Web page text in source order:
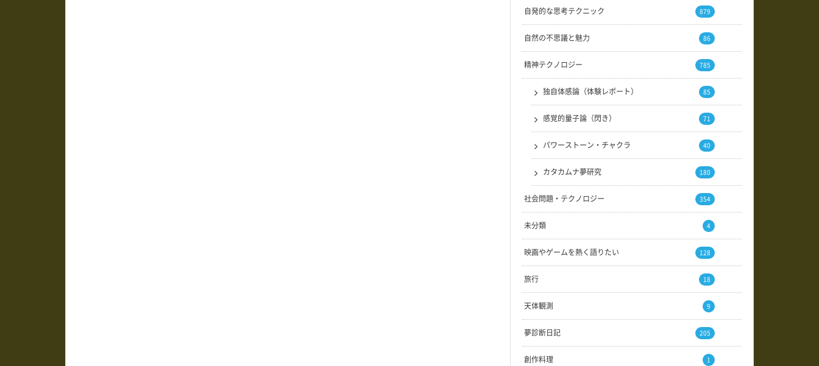
自発的な思考テクニック 879
自然の不思議と魅力 86
精神テクノロジー 785
独自体感論（体験レポート） 85
感覚的量子論（閃き） 71
パワーストーン・チャクラ 40
カタカムナ夢研究 180
社会問題・テクノロジー 354
未分類 4
映画やゲームを熱く語りたい 128
旅行 18
天体観測 9
夢診断日記 205
創作料理 1